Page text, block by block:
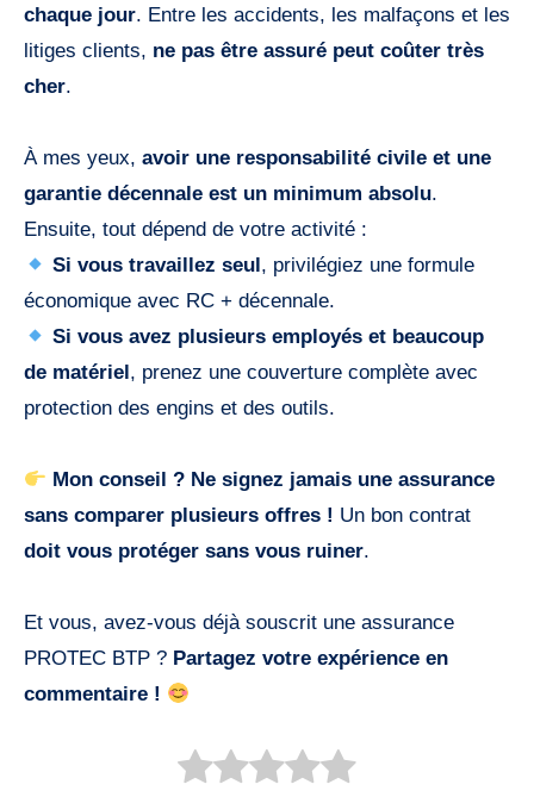
chaque jour. Entre les accidents, les malfaçons et les
litiges clients, ne pas être assuré peut coûter très
cher.
À mes yeux, avoir une responsabilité civile et une
garantie décennale est un minimum absolu.
Ensuite, tout dépend de votre activité :
Si vous travaillez seul, privilégiez une formule
économique avec RC + décennale.
Si vous avez plusieurs employés et beaucoup
de matériel, prenez une couverture complète avec
protection des engins et des outils.
Mon conseil ? Ne signez jamais une assurance
sans comparer plusieurs offres ! Un bon contrat
doit vous protéger sans vous ruiner.
Et vous, avez-vous déjà souscrit une assurance
PROTEC BTP ? Partagez votre expérience en
commentaire !